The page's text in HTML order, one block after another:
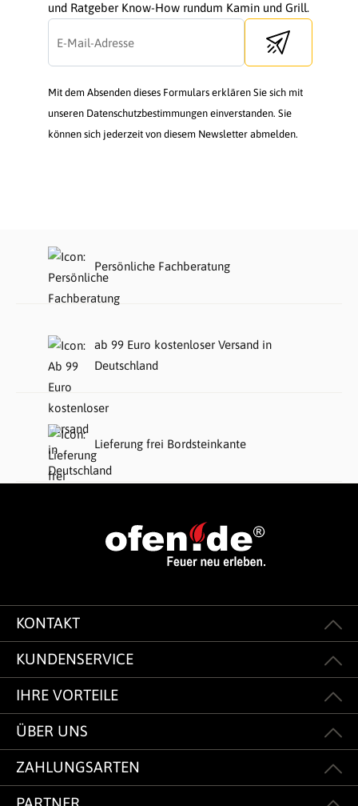
und Ratgeber Know-How rundum Kamin und Grill.
Send newsletter
Mit dem Absenden dieses Formulars erklären Sie sich mit
unseren Datenschutzbestimmungen einverstanden. Sie
können sich jederzeit von diesem Newsletter abmelden.
Persönliche Fachberatung
ab 99 Euro kostenloser Versand in
Deutschland
Lieferung frei Bordsteinkante
KONTAKT
KUNDENSERVICE
IHRE VORTEILE
ÜBER UNS
ZAHLUNGSARTEN